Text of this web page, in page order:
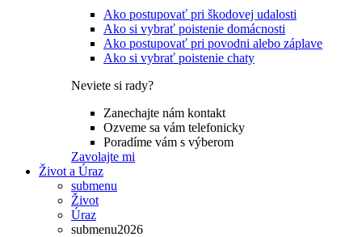
Ako postupovať pri škodovej udalosti
Ako si vybrať poistenie domácnosti
Ako postupovať pri povodni alebo záplave
Ako si vybrať poistenie chaty
Neviete si rady?
Zanechajte nám kontakt
Ozveme sa vám telefonicky
Poradíme vám s výberom
Zavolajte mi
Život a Úraz
submenu
Život
Úraz
submenu2026